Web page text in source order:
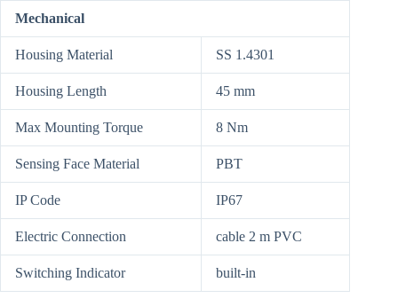
Mechanical
Housing Material SS 1.4301
Housing Length 45 mm
Max Mounting Torque 8 Nm
Sensing Face Material PBT
IP Code IP67
Electric Connection cable 2 m PVC
Switching Indicator built-in